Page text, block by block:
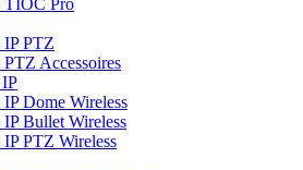
TIOC Pro
IP PTZ
PTZ Accessoires
IP Dome Wireless
IP Bullet Wireless
IP PTZ Wireless